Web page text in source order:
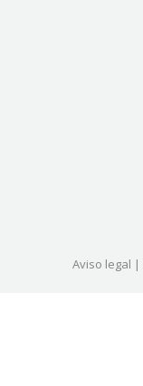
Aviso legal |